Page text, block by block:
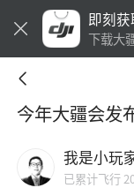
即刻
下载大
今年大疆会发
我是小玩
已累计飞行